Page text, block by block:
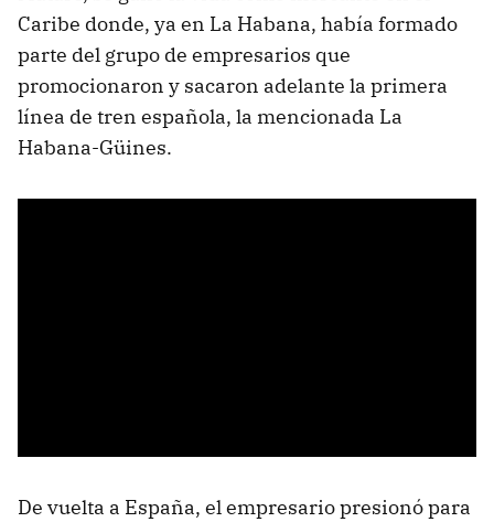
Caribe donde, ya en La Habana, había formado
parte del grupo de empresarios que
promocionaron y sacaron adelante la primera
línea de tren española, la mencionada La
Habana-Güines.
De vuelta a España, el empresario presionó para